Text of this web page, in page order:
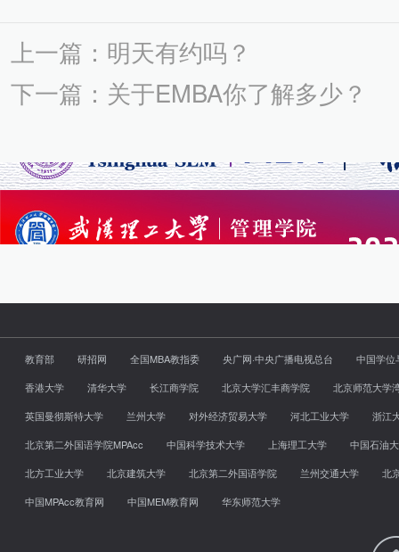
上一篇：明天有约吗？
下一篇：关于EMBA你了解多少？
教育部 研招网 全国MBA教指委 央广网·中央广播电视总台
中国学位
香港大学
清华大学 长江商学院 北京大学汇丰商学院
北京师范大学
英国曼彻斯特大学
兰州大学 对外经济贸易大学 河北工业大学
浙江
北京第二外国语学院MPAcc
中国科学技术大学 上海理工大学
中国石油
北方工业大学
北京建筑大学 北京第二外国语学院 兰州交通大学
北
中国MPAcc教育网
中国MEM教育网 华东师范大学